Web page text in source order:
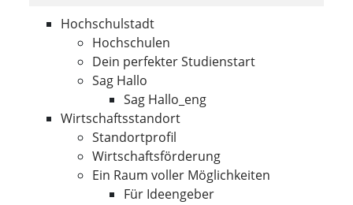
Hochschulstadt
Hochschulen
Dein perfekter Studienstart
Sag Hallo
Sag Hallo_eng
Wirtschaftsstandort
Standortprofil
Wirtschaftsförderung
Ein Raum voller Möglichkeiten
Für Ideengeber